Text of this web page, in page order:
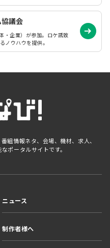
議会
・企業）が参加。ロケ誘致
ノウハウを提供。
組情報ネタ、会場、機材、求人、
ポータルサイトです。
ニュース
制作者様へ